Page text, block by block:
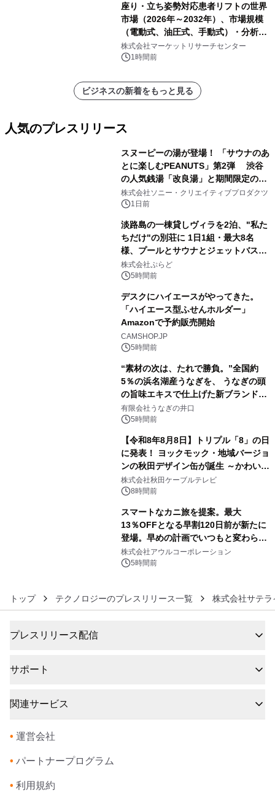
座り・立ち姿勢対応患者リフトの世界
市場（2026年～2032年）、市場規模
（電動式、油圧式、手動式）・分析レ
ポートを発表
株式会社マーケットリサーチセンター
1時間前
ビジネスの新着をもっと見る
人気のプレスリリース
スヌーピーの湯が登場！ 「サウナのあ
とに楽しむPEANUTS」第2弾 渋谷
の人気銭湯「改良湯」と期間限定のコ
ラボレーション サウナイキタイコラ
ボグッズも発売決定！
株式会社ソニー・クリエイティブプロダクツ
1日前
淡路島の一棟貸しヴィラを2泊、"私た
ちだけ"の別荘に 1日1組・最大8名
様、プールとサウナとジェットバス付
きで Villa Mon Temps AWAJIの連泊
素泊りプラン
株式会社ぷらど
5時間前
デスクにハイエースがやってきた。
「ハイエース型ふせんホルダー」
Amazonで予約販売開始
CAMSHOP.JP
5時間前
“素材の次は、たれで勝負。”全国約
5％の浜名湖産うなぎを、 うなぎの頭
の旨味エキスで仕上げた新ブランド
「井口の誉」誕生
有限会社うなぎの井口
5時間前
【令和8年8月8日】トリプル「8」の日
に発表！ ヨックモック・地域バージョ
ンの秋田デザイン缶が誕生 ～かわいい
秋田犬の子犬と秋田の四季と名所を巡
るパッケージ～ 9月1日(火)秋田県内で
株式会社秋田ケーブルテレビ
8時間前
スマートなカニ旅を提案。最大
13％OFFとなる早割120日前が新たに
登場。早めの計画でいつもと変わらぬ
大人の冬旅を。ー夕日ヶ浦温泉「佳松
苑 別邸ふうか」ー
株式会社アウルコーポレーション
5時間前
トップ テクノロジーのプレスリリース一覧 株式会社サテ
プレスリリース配信
サポート
関連サービス
• 運営会社
• パートナープログラム
• 利用規約